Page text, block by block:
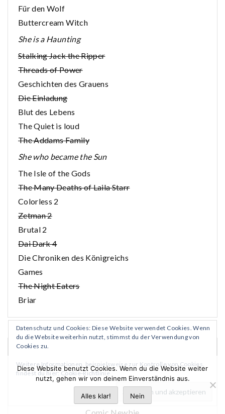
Für den Wolf
Buttercream Witch
She is a Haunting
Stalking Jack the Ripper
Threads of Power
Geschichten des Grauens
Die Einladung
Blut des Lebens
The Quiet is loud
The Addams Family
She who became the Sun
The Isle of the Gods
The Many Deaths of Laila Starr
Colorless 2
Zetman 2
Brutal 2
Dai Dark 4
Die Chroniken des Königreichs
Games
The Night Eaters
Briar
Andersleser
Bizzaro World
Datenschutz und Cookies: Diese Website verwendet Cookies. Wenn
du die Website weiterhin nutzt, stimmst du der Verwendung von
Cookies zu.
Weitere Informationen, beispielsweise zur Kontrolle von Cookies,
findest du hier:Cookie-Richtlinie
Diese Website benutzt Cookies. Wenn du die Website weiter
nutzt, gehen wir von deinem Einverständnis aus.
Alles klar! Nein